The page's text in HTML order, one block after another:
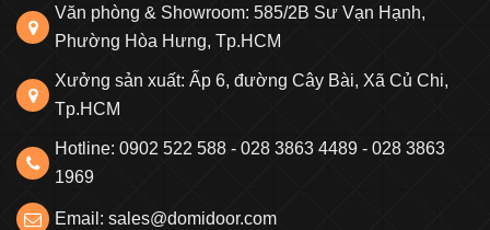
Văn phòng & Showroom: 585/2B Sư Vạn Hạnh,
Phường Hòa Hưng, Tp.HCM
Xưởng sản xuất: Ấp 6, đường Cây Bài, Xã Củ Chi,
Tp.HCM
Hotline: 0902 522 588 - 028 3863 4489 - 028 3863
1969
Email: sales@domidoor.com